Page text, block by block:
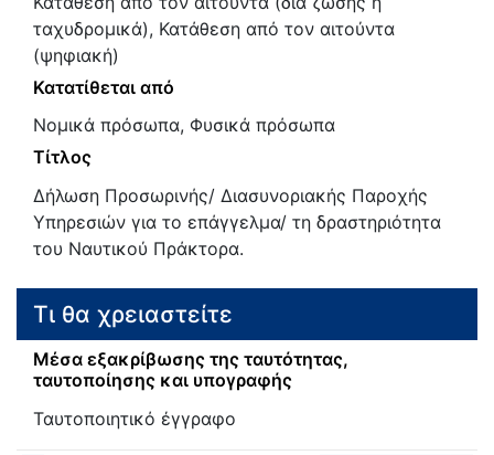
ταχυδρομικά), Κατάθεση από τον αιτούντα
(ψηφιακή)
Κατατίθεται από
Νομικά πρόσωπα, Φυσικά πρόσωπα
Τίτλος
Δήλωση Προσωρινής/ Διασυνοριακής Παροχής
Υπηρεσιών για το επάγγελμα/ τη δραστηριότητα
του Ναυτικού Πράκτορα.
Τι θα χρειαστείτε
Μέσα εξακρίβωσης της ταυτότητας,
ταυτοποίησης και υπογραφής
Ταυτοποιητικό έγγραφο